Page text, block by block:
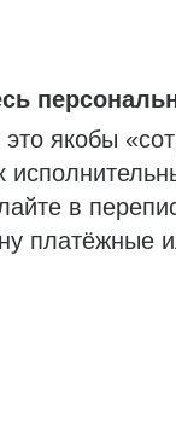
якобы
в
платёжные